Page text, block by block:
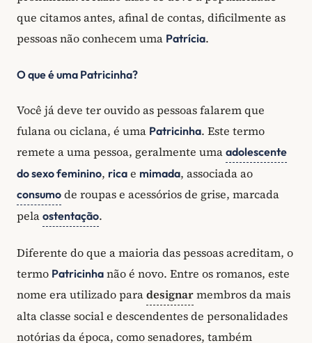
que citamos antes, afinal de contas, dificilmente as
pessoas não conhecem uma Patrícia.
O que é uma Patricinha?
Você já deve ter ouvido as pessoas falarem que
fulana ou ciclana, é uma Patricinha. Este termo
remete a uma pessoa, geralmente uma adolescente
do sexo feminino, rica e mimada, associada ao
consumo de roupas e acessórios de grise, marcada
pela ostentação.
Diferente do que a maioria das pessoas acreditam, o
termo Patricinha não é novo. Entre os romanos, este
nome era utilizado paradesignarmembros da mais
alta classe social e descendentes de personalidades
notórias da época, como senadores, também